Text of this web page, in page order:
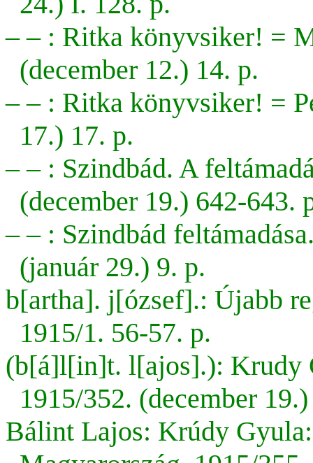
– – : Ritka könyvsiker! =
(december 12.) 14. p.
– – : Ritka könyvsiker! =
17.) 17. p.
– – : Szindbád. A
(december 19.) 642-643.
– – : Szindbád
(január 29.) 9. p.
b[artha]. j[ózsef].: Újabb
1915/1. 56-57. p.
(b[á]l[in]t. l[ajos].): Krudy
1915/352. (december
Bálint Lajos: Krúdy